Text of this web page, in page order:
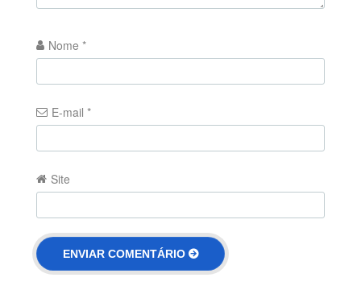
Nome *
E-mail *
Site